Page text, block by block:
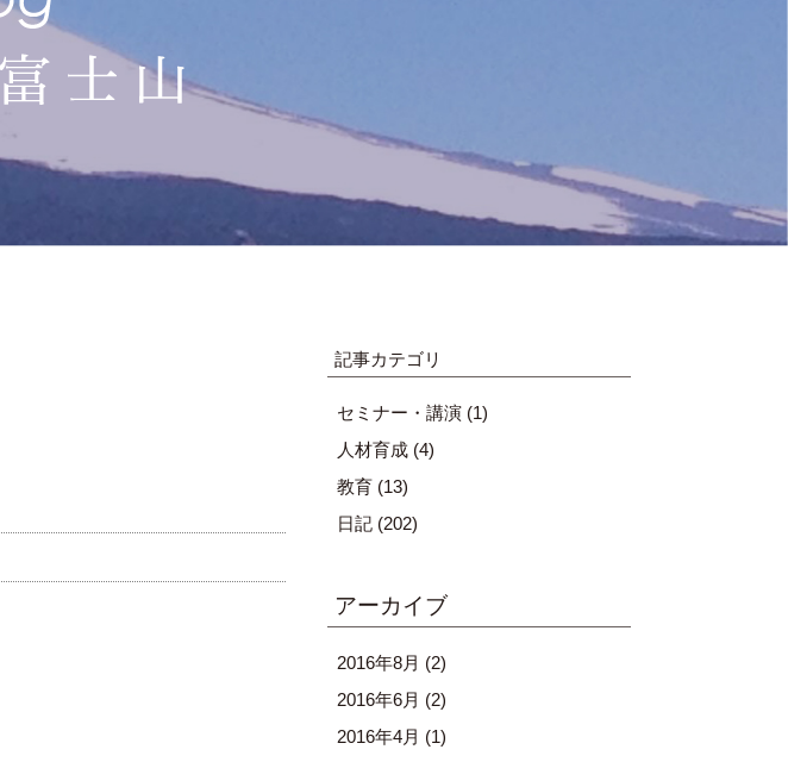
記事カテゴリ
セミナー・講演 (1)
人材育成 (4)
教育 (13)
日記 (202)
アーカイブ
2016年8月 (2)
2016年6月 (2)
2016年4月 (1)